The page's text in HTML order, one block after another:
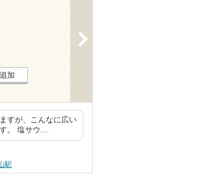
加
すが、こんなに広い
。 塩サウ…
駅